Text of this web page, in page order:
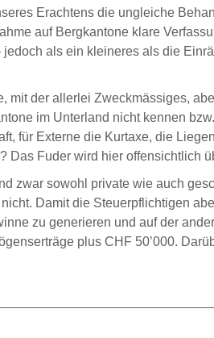
Erachtens die ungleiche
auf Bergkantone klare
als ein kleineres als die
der allerlei Zweckmässiges,
im Unterland nicht kennen
für Externe die Kurtaxe, die
Das Fuder wird hier offensichtlich
zwar sowohl private wie auch
Damit die Steuerpflichtigen
zu generieren und auf der
plus CHF 50’000.